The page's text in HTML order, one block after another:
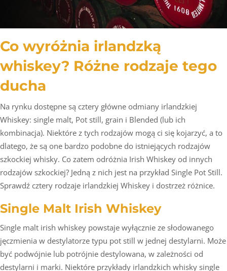
Co wyróżnia irlandzką
whiskey? Różne rodzaje tego
ducha
Na rynku dostępne są cztery główne odmiany irlandzkiej
Whiskey: single malt, Pot still, grain i Blended (lub ich
kombinacja). Niektóre z tych rodzajów mogą ci się kojarzyć, a to
dlatego, że są one bardzo podobne do istniejących rodzajów
szkockiej whisky. Co zatem odróżnia Irish Whiskey od innych
rodzajów szkockiej? Jedną z nich jest na przykład Single Pot Still.
Sprawdź cztery rodzaje irlandzkiej Whiskey i dostrzeż różnice.
Single Malt Irish Whiskey
Single malt irish whiskey powstaje wyłącznie ze słodowanego
jęczmienia w destylatorze typu pot still w jednej destylarni. Może
być podwójnie lub potrójnie destylowana, w zależności od
destylarni i marki. Niektóre przykłady irlandzkich whisky single